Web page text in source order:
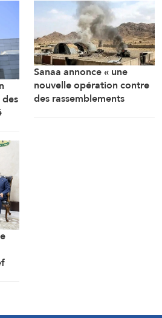
Sanaa annonce « une
nouvelle opération contre
des rassemblements